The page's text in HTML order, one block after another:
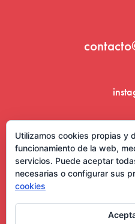
Utilizamos cookies propias y
funcionamiento de la web,
servicios. Puede aceptar
necesarias o configurar sus
cookies